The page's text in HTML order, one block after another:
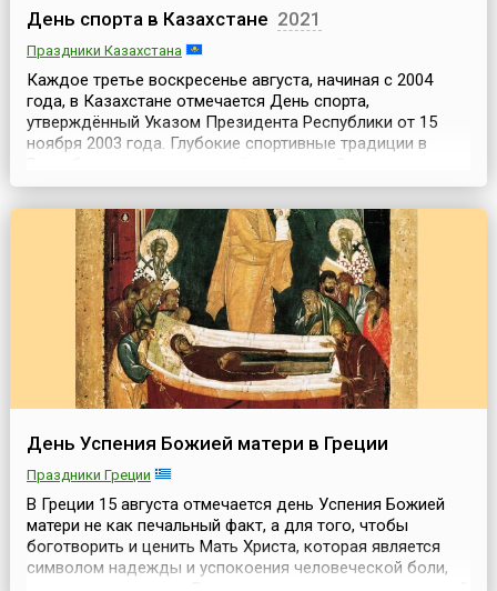
День спорта в Казахстане 2021
Праздники Казахстана
Каждое третье воскресенье августа, начиная с 2004
года, в Казахстане отмечается День спорта,
утверждённый Указом Президента Республики от 15
ноября 2003 года. Глубокие спортивные традиции в
Казахская ССР дала советскому спорту немало
талантливых спортсменов. Стоит отметить, что
чествование спортсменов в СССР также проходило в
августе, когда к...
День Успения Божией матери в Греции
Праздники Греции
В Греции 15 августа отмечается день Успения Божией
матери не как печальный факт, а для того, чтобы
боготворить и ценить Мать Христа, которая является
символом надежды и успокоения человеческой боли,